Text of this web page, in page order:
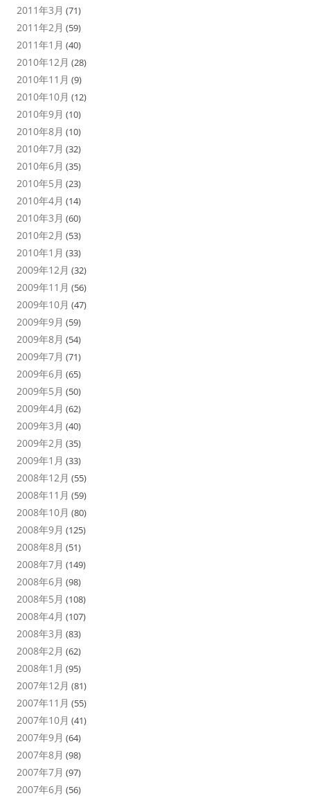
2011年3月 (71)
2011年2月 (59)
2011年1月 (40)
2010年12月 (28)
2010年11月 (9)
2010年10月 (12)
2010年9月 (10)
2010年8月 (10)
2010年7月 (32)
2010年6月 (35)
2010年5月 (23)
2010年4月 (14)
2010年3月 (60)
2010年2月 (53)
2010年1月 (33)
2009年12月 (32)
2009年11月 (56)
2009年10月 (47)
2009年9月 (59)
2009年8月 (54)
2009年7月 (71)
2009年6月 (65)
2009年5月 (50)
2009年4月 (62)
2009年3月 (40)
2009年2月 (35)
2009年1月 (33)
2008年12月 (55)
2008年11月 (59)
2008年10月 (80)
2008年9月 (125)
2008年8月 (51)
2008年7月 (149)
2008年6月 (98)
2008年5月 (108)
2008年4月 (107)
2008年3月 (83)
2008年2月 (62)
2008年1月 (95)
2007年12月 (81)
2007年11月 (55)
2007年10月 (41)
2007年9月 (64)
2007年8月 (98)
2007年7月 (97)
2007年6月 (56)